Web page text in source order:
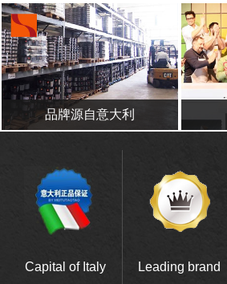
品牌源自意大利
Capital of Italy Leading brand